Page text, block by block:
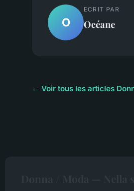
O
ECRIT PAR
Océane
← Voir tous les articles